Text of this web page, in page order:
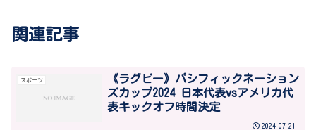
関連記事
スポーツ
《ラグビー》パシフィックネーション
ズカップ2024 日本代表vsアメリカ代
表キックオフ時間決定
2024.07.21